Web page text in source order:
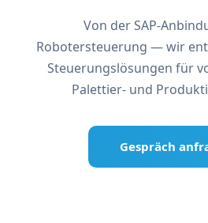
Von der SAP-
Robotersteuerung — wir
Steuerungslösungen für
Palettier- und
Gespräch